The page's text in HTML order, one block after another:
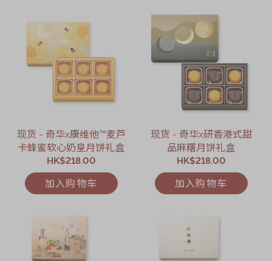
现货 - 奇华x康维他™麦芦
卡蜂蜜软心奶皇月饼礼盒
HK$218.00
加入购物车
现货 - 奇华x研香港式甜
品麻糬月饼礼盒
HK$218.00
加入购物车